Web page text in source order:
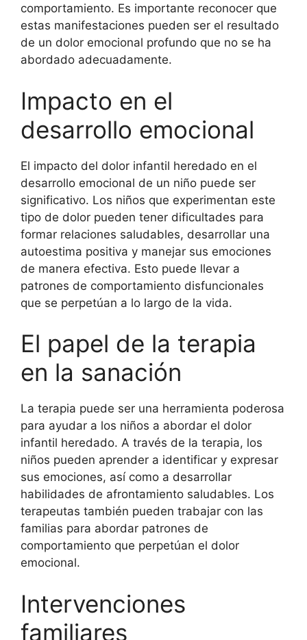
comportamiento. Es importante reconocer que
estas manifestaciones pueden ser el resultado
de un dolor emocional profundo que no se ha
abordado adecuadamente.
Impacto en el
desarrollo emocional
El impacto del dolor infantil heredado en el
desarrollo emocional de un niño puede ser
significativo. Los niños que experimentan este
tipo de dolor pueden tener dificultades para
formar relaciones saludables, desarrollar una
autoestima positiva y manejar sus emociones
de manera efectiva. Esto puede llevar a
patrones de comportamiento disfuncionales
que se perpetúan a lo largo de la vida.
El papel de la terapia
en la sanación
La terapia puede ser una herramienta poderosa
para ayudar a los niños a abordar el dolor
infantil heredado. A través de la terapia, los
niños pueden aprender a identificar y expresar
sus emociones, así como a desarrollar
habilidades de afrontamiento saludables. Los
terapeutas también pueden trabajar con las
familias para abordar patrones de
comportamiento que perpetúan el dolor
emocional.
Intervenciones
familiares